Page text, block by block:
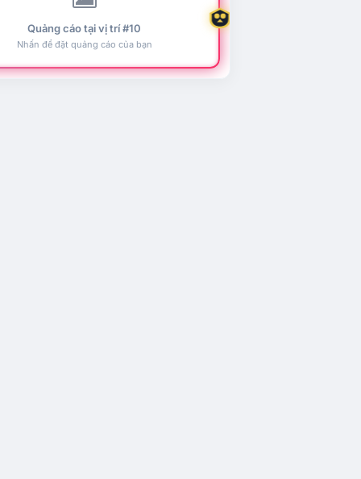
Quảng cáo tại vị trí #10
Nhấn để đặt quảng cáo của bạn